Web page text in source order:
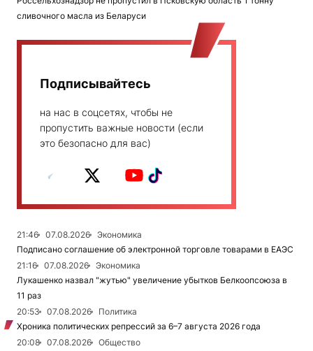
сливочного масла из Беларуси
Подписывайтесь
на нас в соцсетях, чтобы не
пропустить важные новости (если
это безопасно для вас)
21:46 07.08.2026
Экономика
Подписано соглашение об электронной торговле товарами в ЕАЭС
21:16
07.08.2026
Экономика
Лукашенко назвал "жутью" увеличение убытков Белкоопсоюза в
11 раз
20:53
07.08.2026
Политика
Хроника политических репрессий за 6–7 августа 2026 года
20:08
07.08.2026
Общество